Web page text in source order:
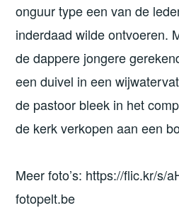
onguur type een van de
inderdaad wilde ontvoeren.
de dappere jongere
een duivel in een
de pastoor bleek in het
de kerk verkopen aan een
Meer foto’s: https://flic.kr/s/
fotopelt.be